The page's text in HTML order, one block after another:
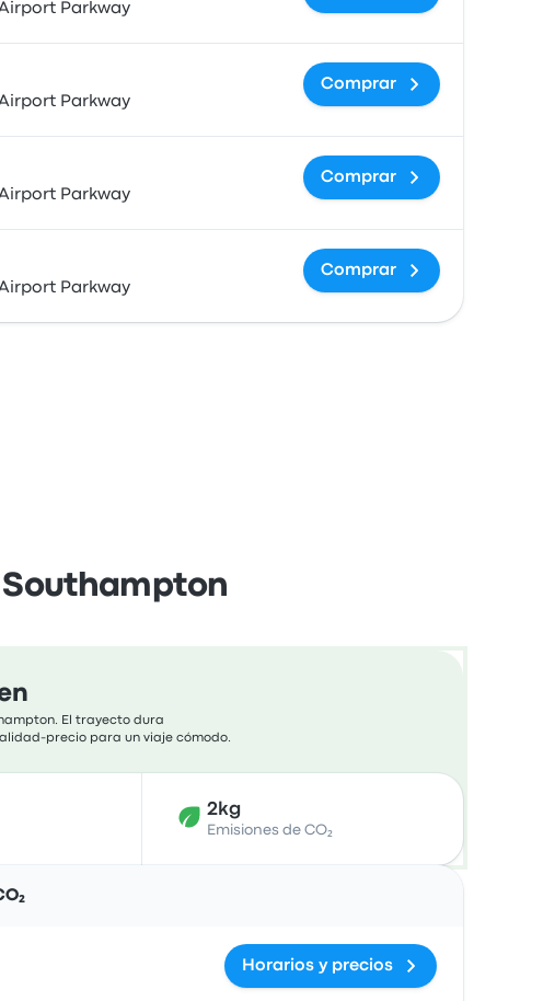
Parkway
Parkway
Comprar
Parkway
Comprar
Parkway
Comprar
El trayecto dura
precio para un viaje cómodo.
2kg
Emisiones de CO₂
Horarios y precios